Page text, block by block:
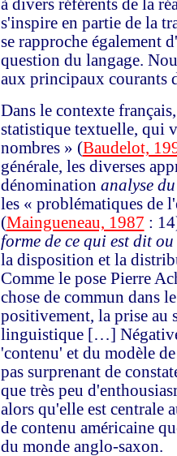
à divers référents de la
s'inspire en partie de la
se rapproche également
question du langage.
aux principaux courants
Dans le contexte
statistique textuelle, qui
nombres » (Baudelot,
générale, les diverses
dénomination analyse
les « problématiques de
(Maingueneau, 1987 :
forme de ce qui est dit
la disposition et la
Comme le pose Pierre
chose de commun dans
positivement, la prise au
linguistique […]
'contenu' et du modèle
pas surprenant de
que très peu
alors qu'elle est centrale
de contenu américaine
du monde anglo-saxon.